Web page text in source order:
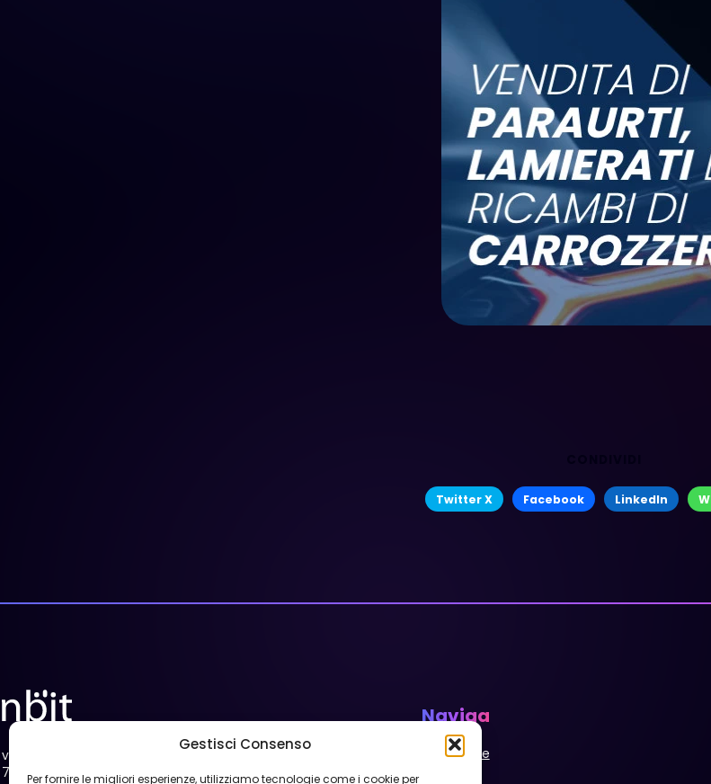
Gestisci Consenso
Per fornire le migliori esperienze, utilizziamo tecnologie come i cookie per
Twitter X Facebook LinkedIn
via Mura Megalitiche 5
70022 Altamura (BA)
Naviga
Homepage